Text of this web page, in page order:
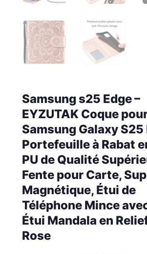
Samsung s25 Edge –
EYZUTAK Coque
Samsung Galaxy S25
Portefeuille à Rabat
PU de Qualité
Fente pour Carte,
Magnétique, Étui de
Téléphone Mince
Étui Mandala en
Rose